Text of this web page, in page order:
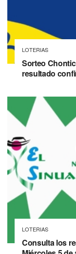
LOTERIAS
Sorteo
resultado
LOTERIAS
Consulta los